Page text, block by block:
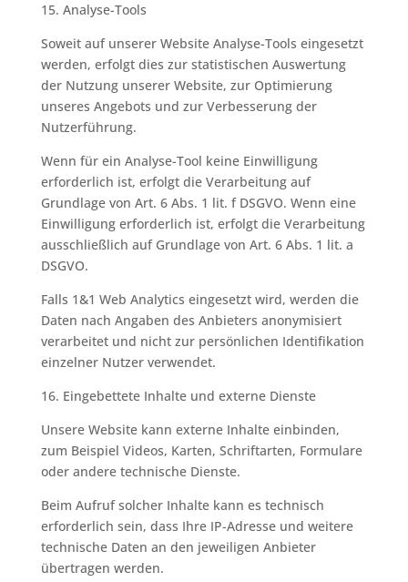
15. Analyse-Tools
Soweit auf unserer Website Analyse-Tools eingesetzt
werden, erfolgt dies zur statistischen Auswertung
der Nutzung unserer Website, zur Optimierung
unseres Angebots und zur Verbesserung der
Nutzerführung.
Wenn für ein Analyse-Tool keine Einwilligung
erforderlich ist, erfolgt die Verarbeitung auf
Grundlage von Art. 6 Abs. 1 lit. f DSGVO. Wenn eine
Einwilligung erforderlich ist, erfolgt die Verarbeitung
ausschließlich auf Grundlage von Art. 6 Abs. 1 lit. a
DSGVO.
Falls 1&1 Web Analytics eingesetzt wird, werden die
Daten nach Angaben des Anbieters anonymisiert
verarbeitet und nicht zur persönlichen Identifikation
einzelner Nutzer verwendet.
16. Eingebettete Inhalte und externe Dienste
Unsere Website kann externe Inhalte einbinden,
zum Beispiel Videos, Karten, Schriftarten, Formulare
oder andere technische Dienste.
Beim Aufruf solcher Inhalte kann es technisch
erforderlich sein, dass Ihre IP-Adresse und weitere
technische Daten an den jeweiligen Anbieter
übertragen werden.